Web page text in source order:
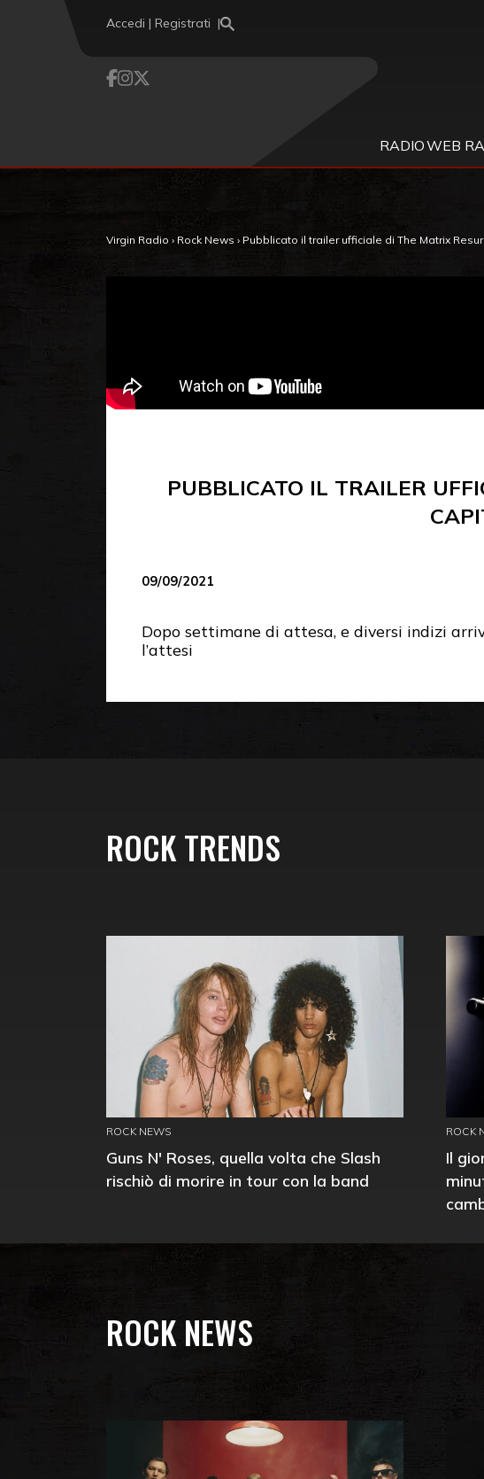
Accedi | Registrati
RADIOWEB
Virgin Radio › Rock News › Pubblicato il trailer ufficiale di The Matrix
PUBBLICATO IL TRAILER
09/09/2021
Dopo settimane di attesa, e diversi indizi
l’attesi
ROCK TRENDS
ROCK NEWS
Guns N' Roses, quella volta che Slash
rischiò di morire in tour con la band
ROCK
Il
ROCK NEWS